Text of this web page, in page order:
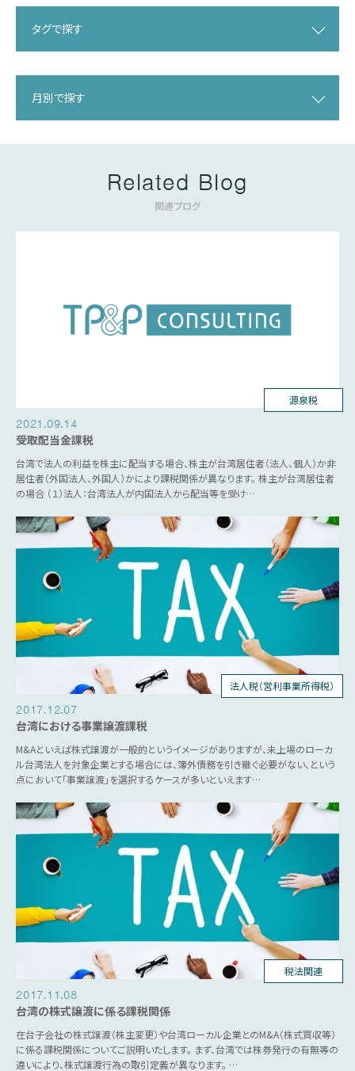
タグで探す
月別で探す
Related Blog
関連ブログ
M&A
源泉税
2021.09.14
受取配当金課税
台湾で法人の利益を株主に配当する場合、株主が台湾居住者（法人、個人）か非
居住者（外国法人、外国人）かにより課税関係が異なります。 株主が台湾居住者
の場合 （１）法人：台湾法人が内国法人から配当等を受け…
台湾ビジネス
M&A
法人税（営利事業所得税）
2017.12.07
台湾における事業譲渡課税
M&Aといえば株式譲渡が一般的というイメージがありますが、未上場のローカ
ル台湾法人を対象企業とする場合には、簿外債務を引き継ぐ必要がない、という
点において「事業譲渡」を選択するケースが多いといえます…
M&A
税法関連
2017.11.08
台湾の株式譲渡に係る課税関係
在台子会社の株式譲渡（株主変更）や台湾ローカル企業とのM&A（株式買収等）
に係る課税関係についてご説明いたします。 まず、台湾では株券発行の有無等の
違いにより、株式譲渡行為の取引定義が異なります。 …